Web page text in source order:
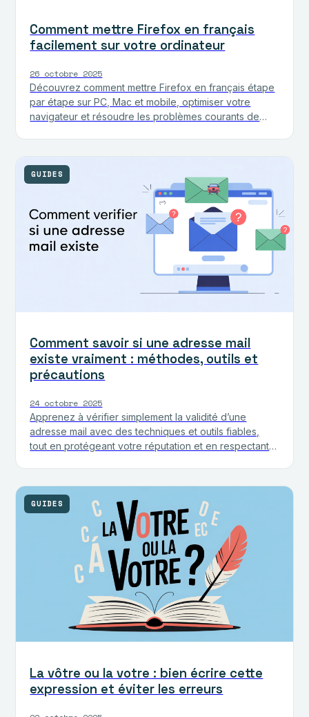
Comment mettre Firefox en français
facilement sur votre ordinateur
26 octobre 2025
Découvrez comment mettre Firefox en français étape
par étape sur PC, Mac et mobile, optimiser votre
navigateur et résoudre les problèmes courants de
GUIDES
Comment savoir si une adresse mail
existe vraiment : méthodes, outils et
précautions
24 octobre 2025
Apprenez à vérifier simplement la validité d’une
adresse mail avec des techniques et outils fiables,
tout en protégeant votre réputation et en respectant
GUIDES
La vôtre ou la votre : bien écrire cette
expression et éviter les erreurs